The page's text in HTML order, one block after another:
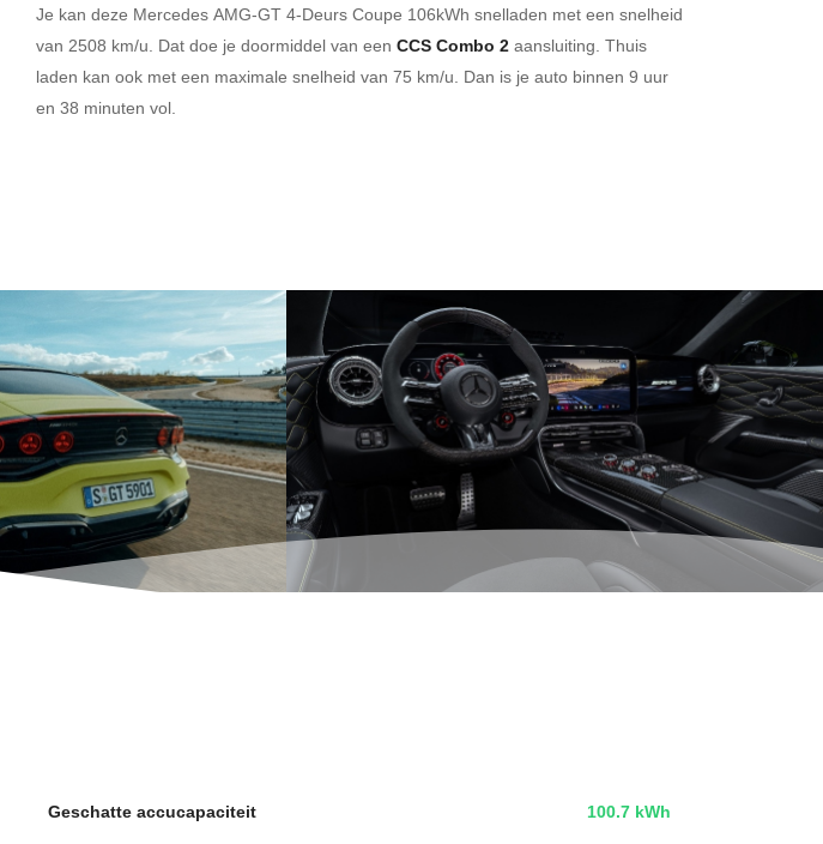
Je kan deze Mercedes AMG-GT 4-Deurs Coupe 106kWh snelladen met een snelheid
van 2508 km/u. Dat doe je doormiddel van een CCS Combo 2 aansluiting. Thuis
laden kan ook met een maximale snelheid van 75 km/u. Dan is je auto binnen 9 uur
en 38 minuten vol.
100.7 kWh
Geschatte accucapaciteit